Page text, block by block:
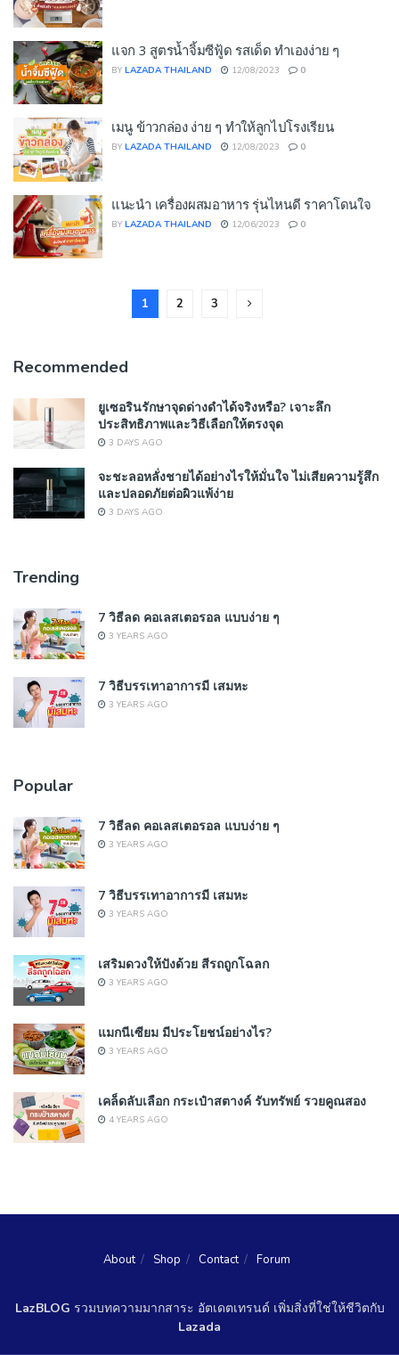
แจก 3 สูตรน้ำจิ้มซีฟู้ด รสเด็ด ทำเองง่าย ๆ
BY LAZADA THAILAND 12/08/2023 0
เมนู ข้าวกล่อง ง่าย ๆ ทำให้ลูกไปโรงเรียน
BY LAZADA THAILAND 12/08/2023 0
แนะนำ เครื่องผสมอาหาร รุ่นไหนดี ราคาโดนใจ
BY LAZADA THAILAND 12/06/2023 0
1 2 3
Recommended
ยูเซอรินรักษาจุดด่างดำได้จริงหรือ? เจาะลึก
ประสิทธิภาพและวิธีเลือกให้ตรงจุด
3 DAYS AGO
จะชะลอหลั่งชายได้อย่างไรให้มั่นใจ ไม่เสียความรู้สึก
และปลอดภัยต่อผิวแพ้ง่าย
3 DAYS AGO
Trending
7 วิธีลด คอเลสเตอรอล แบบง่าย ๆ
3 YEARS AGO
7 วิธีบรรเทาอาการมี เสมหะ
3 YEARS AGO
Popular
7 วิธีลด คอเลสเตอรอล แบบง่าย ๆ
3 YEARS AGO
7 วิธีบรรเทาอาการมี เสมหะ
3 YEARS AGO
เสริมดวงให้ปังด้วย สีรถถูกโฉลก
3 YEARS AGO
แมกนีเซียม มีประโยชน์อย่างไร?
3 YEARS AGO
เคล็ดลับเลือก กระเป๋าสตางค์ รับทรัพย์ รวยคูณสอง
4 YEARS AGO
About Shop Contact Forum
LazBLOG รวมบทความมากสาระ อัตเดตเทรนด์ เพิ่มสิ่งที่ใช่ให้ชีวิตกับ
Lazada